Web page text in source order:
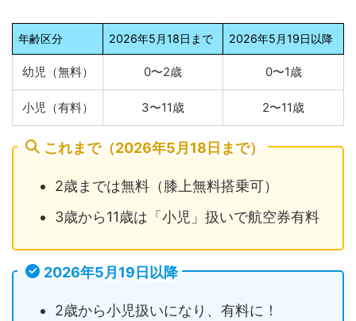
年齢区分 2026年5月18日まで 2026年5月19日以降
幼児（無料） 0〜2歳 0〜1歳
小児（有料） 3〜11歳 2〜11歳
これまで（2026年5月18日まで）
2歳までは無料（膝上無料搭乗可）
3歳から11歳は「小児」扱いで航空券有料
2026年5月19日以降
2歳から小児扱いになり、有料に！